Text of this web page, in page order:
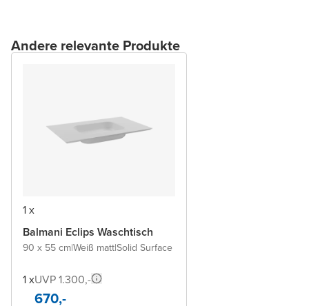
Andere relevante Produkte
1 x
Balmani Eclips Waschtisch
90 x 55 cm|Weiß matt|Solid Surface
1 xUVP 1.300,-
670,-